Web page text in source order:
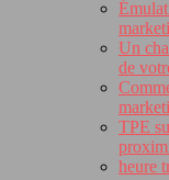
Un
de
TPE
heure